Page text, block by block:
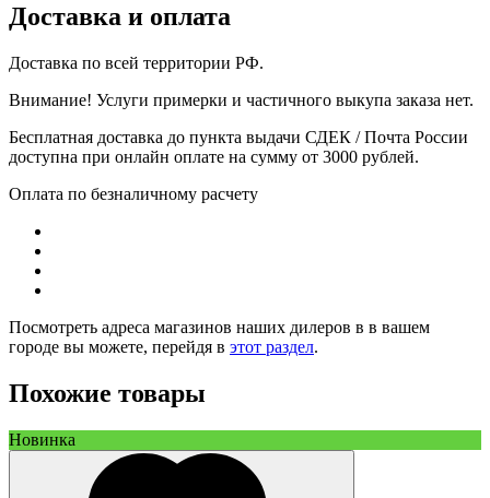
Доставка и оплата
Доставка по всей территории РФ.
Внимание! Услуги примерки и частичного выкупа заказа нет.
Бесплатная доставка до пункта выдачи СДЕК / Почта России
доступна при онлайн оплате на сумму от 3000 рублей.
Оплата по безналичному расчету
Посмотреть адреса магазинов наших дилеров в в вашем
городе вы можете, перейдя в этот раздел.
Похожие товары
Новинка